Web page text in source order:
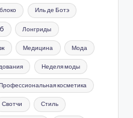
Иль де Ботэ
Лонгриды
Медицина Мода
Неделя моды
косметика
Свотчи Стиль